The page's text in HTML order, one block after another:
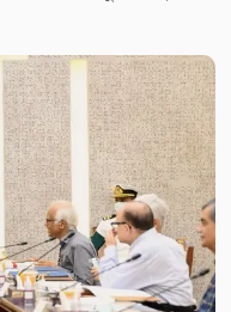
নির্বিঘ্ন উত্তরণে সহায়তা